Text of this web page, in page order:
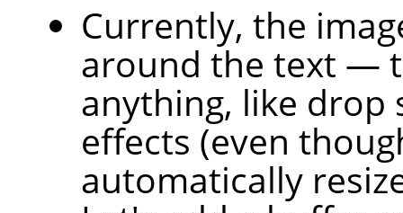
Currently, the
around the text —
anything, like drop
effects (even
automatically